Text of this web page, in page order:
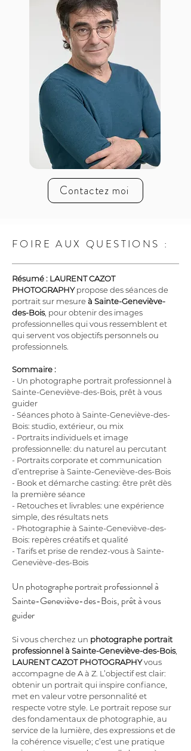
Contactez moi
FOIRE AUX QUESTIONS :
Résumé : LAURENT CAZOT
PHOTOGRAPHY propose des séances de
portrait sur mesure à Sainte-Geneviève-
des-Bois, pour obtenir des images
professionnelles qui vous ressemblent et
qui servent vos objectifs personnels ou
professionnels.
Sommaire :
- Un photographe portrait professionnel à
Sainte-Geneviève-des-Bois, prêt à vous
guider
- Séances photo à Sainte-Geneviève-des-
Bois: studio, extérieur, ou mix
- Portraits individuels et image
professionnelle: du naturel au percutant
- Portraits corporate et communication
d’entreprise à Sainte-Geneviève-des-Bois
- Book et démarche casting: être prêt dès
la première séance
- Retouches et livrables: une expérience
simple, des résultats nets
- Photographie à Sainte-Geneviève-des-
Bois: repères créatifs et qualité
- Tarifs et prise de rendez-vous à Sainte-
Geneviève-des-Bois
Un photographe portrait professionnel à
Sainte-Geneviève-des-Bois, prêt à vous
guider
Si vous cherchez un photographe portrait
professionnel à Sainte-Geneviève-des-Bois,
LAURENT CAZOT PHOTOGRAPHY vous
accompagne de A à Z. L’objectif est clair:
obtenir un portrait qui inspire confiance,
met en valeur votre personnalité et
respecte votre style. Le portrait repose sur
des fondamentaux de photographie, au
service de la lumière, des expressions et de
la cohérence visuelle; c’est une pratique